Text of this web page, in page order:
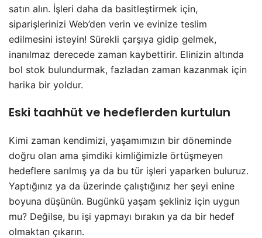
satın alın. İşleri daha da basitleştirmek için,
siparişlerinizi Web’den verin ve evinize teslim
edilmesini isteyin! Sürekli çarşıya gidip gelmek,
inanılmaz derecede zaman kaybettirir. Elinizin altında
bol stok bulundurmak, fazladan zaman kazanmak için
harika bir yoldur.
Eski taahhüt ve hedeflerden kurtulun
Kimi zaman kendimizi, yaşamımızın bir döneminde
doğru olan ama şimdiki kimliğimizle örtüşmeyen
hedeflere sarılmış ya da bu tür işleri yaparken buluruz.
Yaptığınız ya da üzerinde çalıştığınız her şeyi enine
boyuna düşünün. Bugünkü yaşam şekliniz için uygun
mu? Değilse, bu işi yapmayı bırakın ya da bir hedef
olmaktan çıkarın.